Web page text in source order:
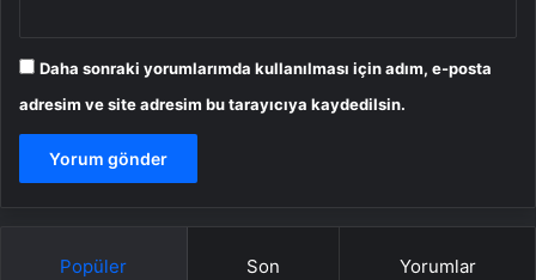
Daha sonraki yorumlarımda kullanılması için adım, e-posta
adresim ve site adresim bu tarayıcıya kaydedilsin.
Popüler Son Yorumlar